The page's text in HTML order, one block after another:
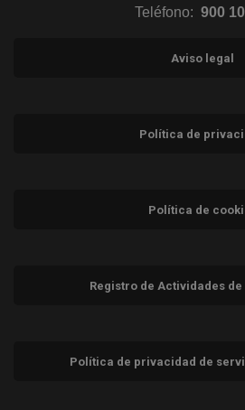
Teléfono: 900
Aviso legal
Política de
Política de
Registro de Actividades
Política de privacidad de